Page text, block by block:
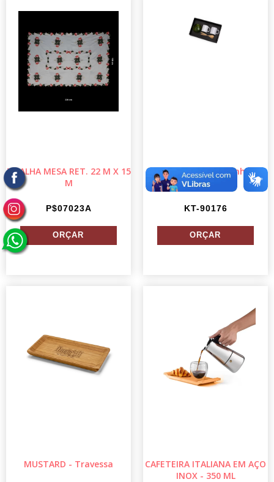
TOALHA MESA RET. 22 M X 15
M
P$07023A
Kit Para Café Da Manhã - 6
PÇs
KT-90176
MUSTARD - Travessa
CAFETEIRA ITALIANA EM AÇO
INOX - 350 ML